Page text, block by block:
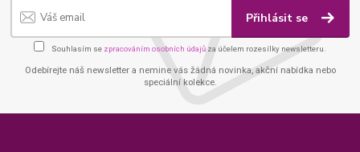
Přihlásit se
Souhlasím se zpracováním osobních údajů za účelem rozesílky newsletteru.
Odebírejte náš newsletter a nemine vás žádná novinka, akční nabídka nebo
speciální kolekce.